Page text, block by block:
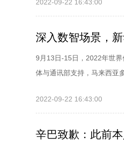
2022-09-22 16:43:00
深入数智场景，
9月13日-15日，2022年世
体与通讯部支持，马来西亚
2022-09-22 16:43:00
辛巴致歉：此前